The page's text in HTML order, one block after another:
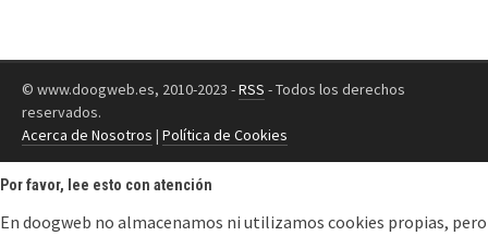
© www.doogweb.es, 2010-2023 -RSS - Todos los derechos
reservados.
Acerca de Nosotros | Política de Cookies
Por favor, lee esto con atención
En doogweb no almacenamos ni utilizamos cookies propias, pero